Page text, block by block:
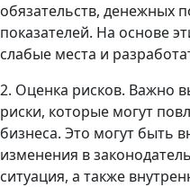
обязательств, денежных
показателей. На основе
слабые места и
2. Оценка рисков. Важно
риски, которые могут
бизнеса. Это могут быть
изменения в
ситуация, а также